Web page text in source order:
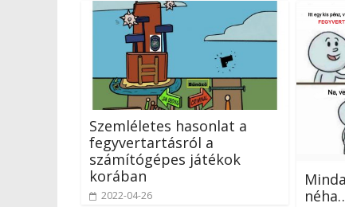
Szemléletes hasonlat a
fegyvertartásról a
számítógépes játékok
korában
2022-04-26